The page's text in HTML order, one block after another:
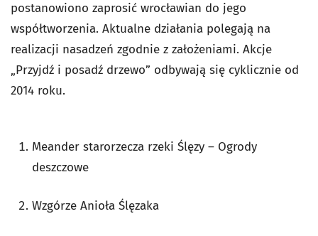
postanowiono zaprosić wrocławian do jego
współtworzenia. Aktualne działania polegają na
realizacji nasadzeń zgodnie z założeniami. Akcje
„Przyjdź i posadź drzewo” odbywają się cyklicznie od
2014 roku.
Meander starorzecza rzeki Ślęzy – Ogrody
deszczowe
Wzgórze Anioła Ślęzaka